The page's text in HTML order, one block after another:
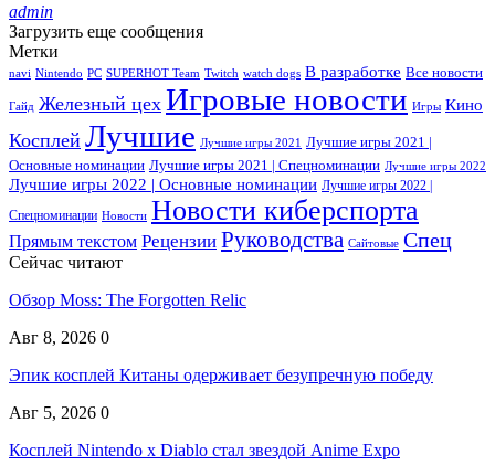
admin
Загрузить еще сообщения
Метки
navi Nintendo PC SUPERHOT Team Twitch watch dogs В разработке Все новости
Гайд Железный цех Игровые новости Игры Кино
Косплей Лучшие Лучшие игры 2021
Лучшие игры 2021 |
Основные номинации Лучшие игры 2021 | Спецноминации Лучшие игры 2022
Лучшие игры 2022 | Основные номинации Лучшие игры 2022 |
Спецноминации Новости Новости киберспорта
Прямым текстом Рецензии Руководства Сайтовые Спец
Сейчас читают
Обзор Moss: The Forgotten Relic
Авг 8, 2026 0
Эпик косплей Китаны одерживает безупречную победу
Авг 5, 2026 0
Косплей Nintendo x Diablo стал звездой Anime Expo